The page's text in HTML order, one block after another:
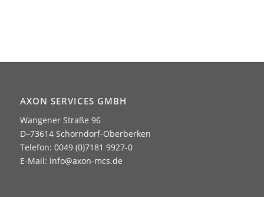
AXON SERVICES GMBH
Wangener Straße 96
D–73614 Schorndorf-Oberberken
Telefon: 0049 (0)7181 9927-0
E-Mail: info@axon-mcs.de